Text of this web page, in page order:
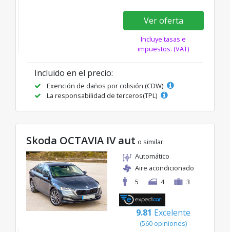
Ver oferta
Incluye tasas e
impuestos. (VAT)
Incluido en el precio:
Exención de daños por colisión (CDW)
La responsabilidad de terceros(TPL)
Skoda OCTAVIA IV aut o similar
Automático
Aire acondicionado
5
4 3
9.81 Excelente
(560 opiniones)